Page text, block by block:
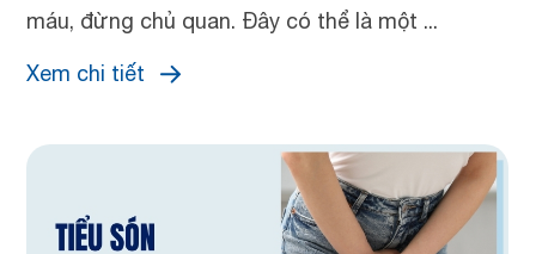
máu, đừng chủ quan. Đây có thể là một ...
Xem chi tiết